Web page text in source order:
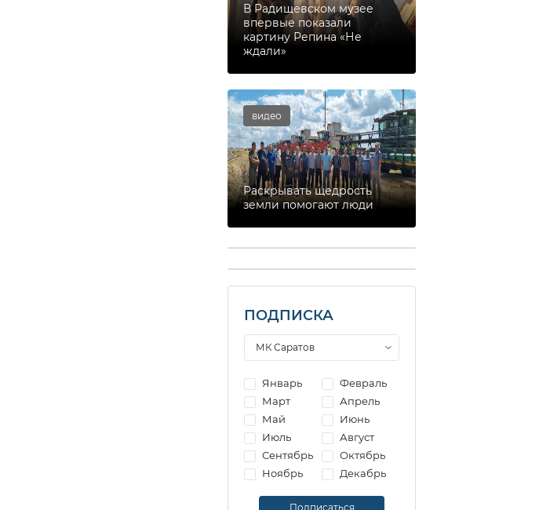
В Радищевском музее
впервые показали
картину Репина «Не
ждали»
видео
Раскрывать щедрость
земли помогают люди
ПОДПИСКА
Январь
Февраль
Март
Апрель
Май
Июнь
Июль
Август
Сентябрь
Октябрь
Ноябрь
Декабрь